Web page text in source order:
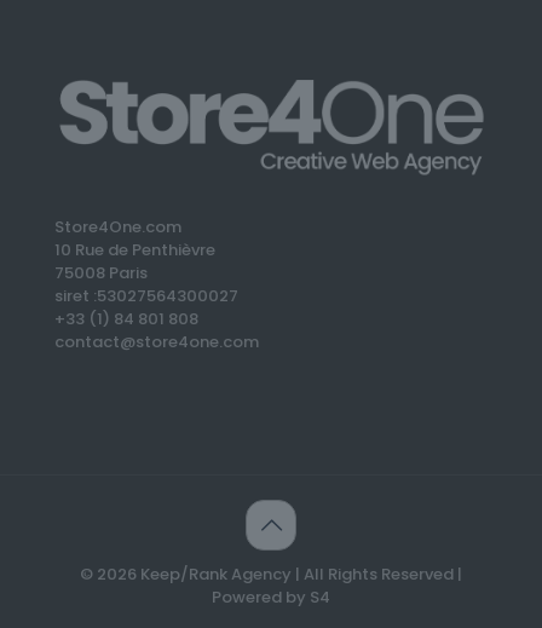
Store4One.com
10 Rue de Penthièvre
75008 Paris
siret :53027564300027
+33 (1) 84 801 808
contact@store4one.com
© 2026 Keep/Rank Agency | All Rights Reserved |
Powered by S4